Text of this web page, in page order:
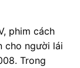
phim cách
cho người lái
Trong